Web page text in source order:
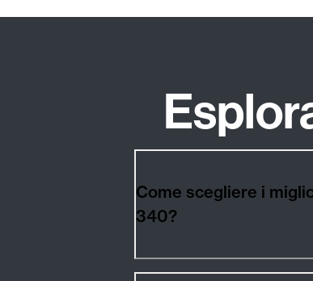
Come scegliere i
340?